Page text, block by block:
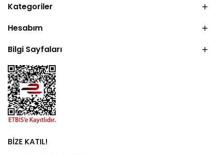
Kategoriler
Hesabım
Bilgi Sayfaları
BİZE KATIL!